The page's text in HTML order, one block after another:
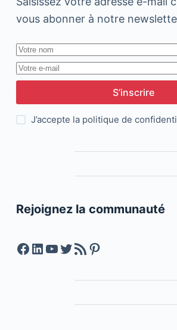
vous abonner à notre
S’inscrire
J’accepte la politique de
Rejoignez la communauté
Facebook
LinkedIn
YouTube
Twitter
Feed RSSPinterest